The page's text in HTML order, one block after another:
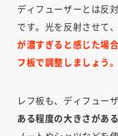
ディフューザーとは反対
です。光を反射させて
が濃すぎると感じた場
フ板で調整しましょう。
レフ板も、ディフュー
ある程度の大きさがあ